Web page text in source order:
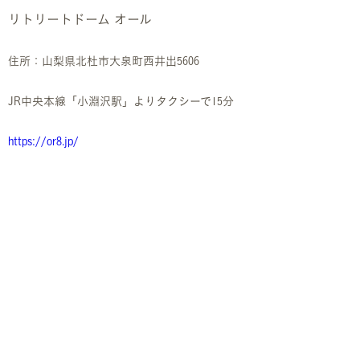
リトリートドーム オール
住所：山梨県北杜市大泉町西井出5606
JR中央本線「小淵沢駅」よりタクシーで15分
https://or8.jp/